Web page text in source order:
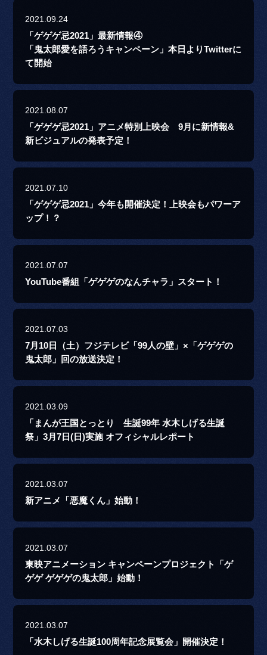
2021.09.24
「ゲゲゲ忌2021」最新情報④
「鬼太郎愛を語ろうキャンペーン」本日よりTwitterに
て開始
2021.08.07
「ゲゲゲ忌2021」アニメ特別上映会 9月に新情報&
新ビジュアルの発表予定！
2021.07.10
「ゲゲゲ忌2021」今年も開催決定！上映会もパワーア
ップ！？
2021.07.07
YouTube番組「ゲゲゲのなんチャラ」スタート！
2021.07.03
7月10日（土）フジテレビ「99人の壁」×「ゲゲゲの
鬼太郎」回の放送決定！
2021.03.09
「まんが王国とっとり 生誕99年 水木しげる生誕
祭」3月7日(日)実施 オフィシャルレポート
2021.03.07
新アニメ「悪魔くん」始動！
2021.03.07
東映アニメーション キャンペーンプロジェクト「ゲ
ゲゲ ゲゲゲの鬼太郎」始動！
2021.03.07
「水木しげる生誕100周年記念展覧会」開催決定！